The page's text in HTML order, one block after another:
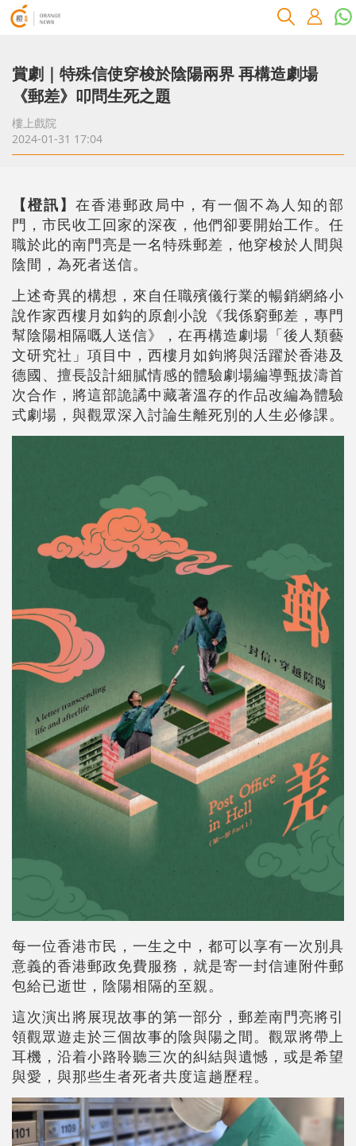
賞劇｜特殊信使穿梭於陰陽兩界 再構造劇場
《郵差》叩問生死之題
樓上戲院
2024-01-31 17:04
【橙訊】 在香港郵政局中，有一個不為人知的部
門，市民收工回家的深夜，他們卻要開始工作。任
職於此的南門亮是一名特殊郵差，他穿梭於人間與
陰間，為死者送信。
上述奇異的構想，來自任職殯儀行業的暢銷網絡小
說作家西樓月如鈎的原創小說《我係窮郵差，專門
幫陰陽相隔嘅人送信》，在再構造劇場「後人類藝
文研究社」項目中，西樓月如鉤將與活躍於香港及
德國、擅長設計細膩情感的體驗劇場編導甄拔濤首
次合作，將這部詭譎中藏著溫存的作品改編為體驗
式劇場，與觀眾深入討論生離死別的人生必修課。
每一位香港市民，一生之中，都可以享有一次別具
意義的香港郵政免費服務，就是寄一封信連附件郵
包給已逝世，陰陽相隔的至親。
這次演出將展現故事的第一部分，郵差南門亮將引
領觀眾遊走於三個故事的陰與陽之間。觀眾將帶上
耳機，沿着小路聆聽三次的糾結與遺憾，或是希望
與愛，與那些生者死者共度這趟歷程。